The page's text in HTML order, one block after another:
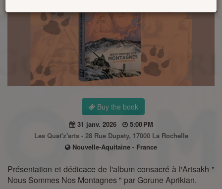
Buy the book
31 janv. 2026
5:00 PM
Les Quat'z'arts - 28 Rue Dupaty, 17000 La Rochelle
Nouvelle-Aquitaine - France
Présentation et dédicace de l'album consacré à l'Artsakh "
Nous Sommes Nos Montagnes " par Gorune Aprikian.